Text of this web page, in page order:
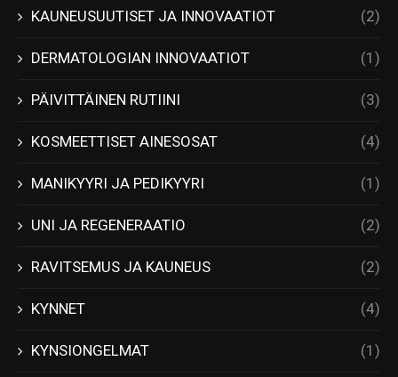
KAUNEUSUUTISET JA INNOVAATIOT (2)
DERMATOLOGIAN INNOVAATIOT (1)
PÄIVITTÄINEN RUTIINI (3)
KOSMEETTISET AINESOSAT (4)
MANIKYYRI JA PEDIKYYRI (1)
UNI JA REGENERAATIO (2)
RAVITSEMUS JA KAUNEUS (2)
KYNNET (4)
KYNSIONGELMAT (1)